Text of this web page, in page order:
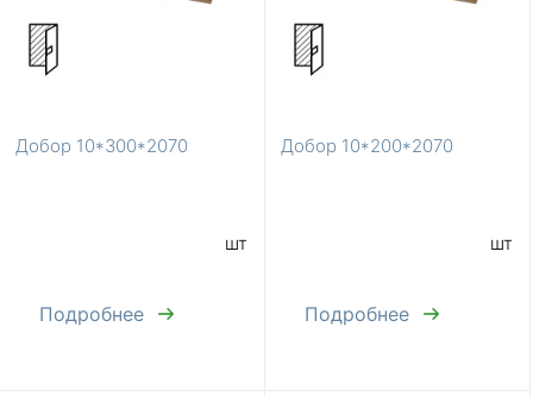
Добор 10*300*2070
шт
Подробнее
Добор 10*200*2070
шт
Подробнее